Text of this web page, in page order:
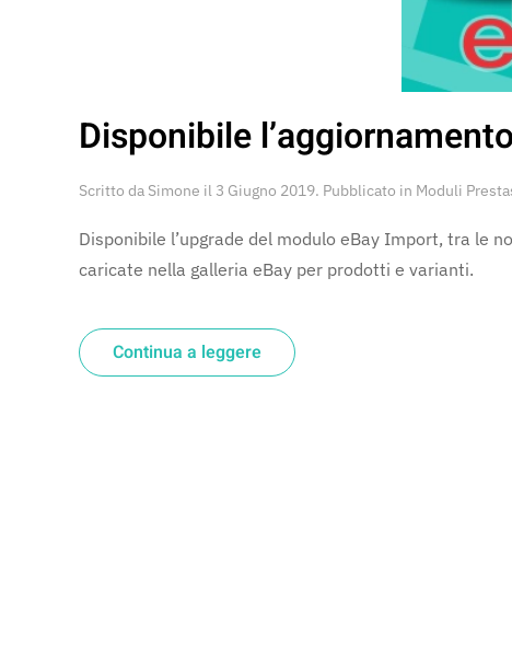
Disponibile
Scritto da Simone il 3 Giugno 2019. Pubblicato in Moduli
Disponibile l’upgrade del modulo eBay Import, tra le
caricate nella galleria eBay per prodotti e varianti.
Continua a leggere